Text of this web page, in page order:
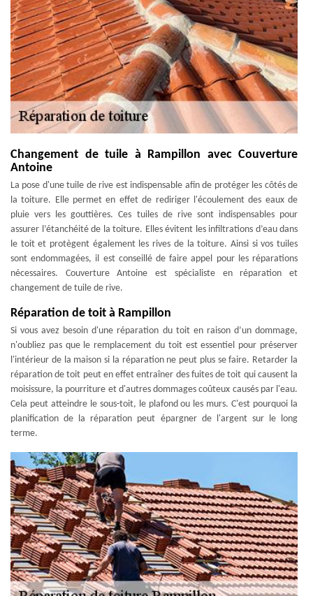
Changement de tuile à Rampillon avec Couverture
Antoine
La pose d'une tuile de rive est indispensable afin de protéger les côtés de
la toiture. Elle permet en effet de rediriger l'écoulement des eaux de
pluie vers les gouttières. Ces tuiles de rive sont indispensables pour
assurer l’étanchéité de la toiture. Elles évitent les infiltrations d’eau dans
le toit et protègent également les rives de la toiture. Ainsi si vos tuiles
sont endommagées, il est conseillé de faire appel pour les réparations
nécessaires. Couverture Antoine est spécialiste en réparation et
changement de tuile de rive.
Réparation de toit à Rampillon
Si vous avez besoin d'une réparation du toit en raison d’un dommage,
n'oubliez pas que le remplacement du toit est essentiel pour préserver
l'intérieur de la maison si la réparation ne peut plus se faire. Retarder la
réparation de toit peut en effet entraîner des fuites de toit qui causent la
moisissure, la pourriture et d'autres dommages coûteux causés par l'eau.
Cela peut atteindre le sous-toit, le plafond ou les murs. C'est pourquoi la
planification de la réparation peut épargner de l'argent sur le long
terme.